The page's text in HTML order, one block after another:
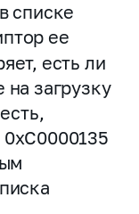
списке
ее
есть ли
на загрузку